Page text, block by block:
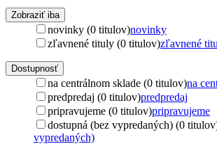
Zobraziť iba
novinky (0 titulov)novinky
zľavnené tituly (0 titulov)zľavnené
Dostupnosť
na centrálnom sklade (0 titulov)na
predpredaj (0 titulov)predpredaj
pripravujeme (0 titulov)pripravujeme
dostupná (bez vypredaných) (0
vypredaných)